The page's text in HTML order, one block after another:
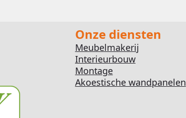
Onze diensten
Meubelmakerij
Interieurbouw
Montage
Akoestische wandpanelen